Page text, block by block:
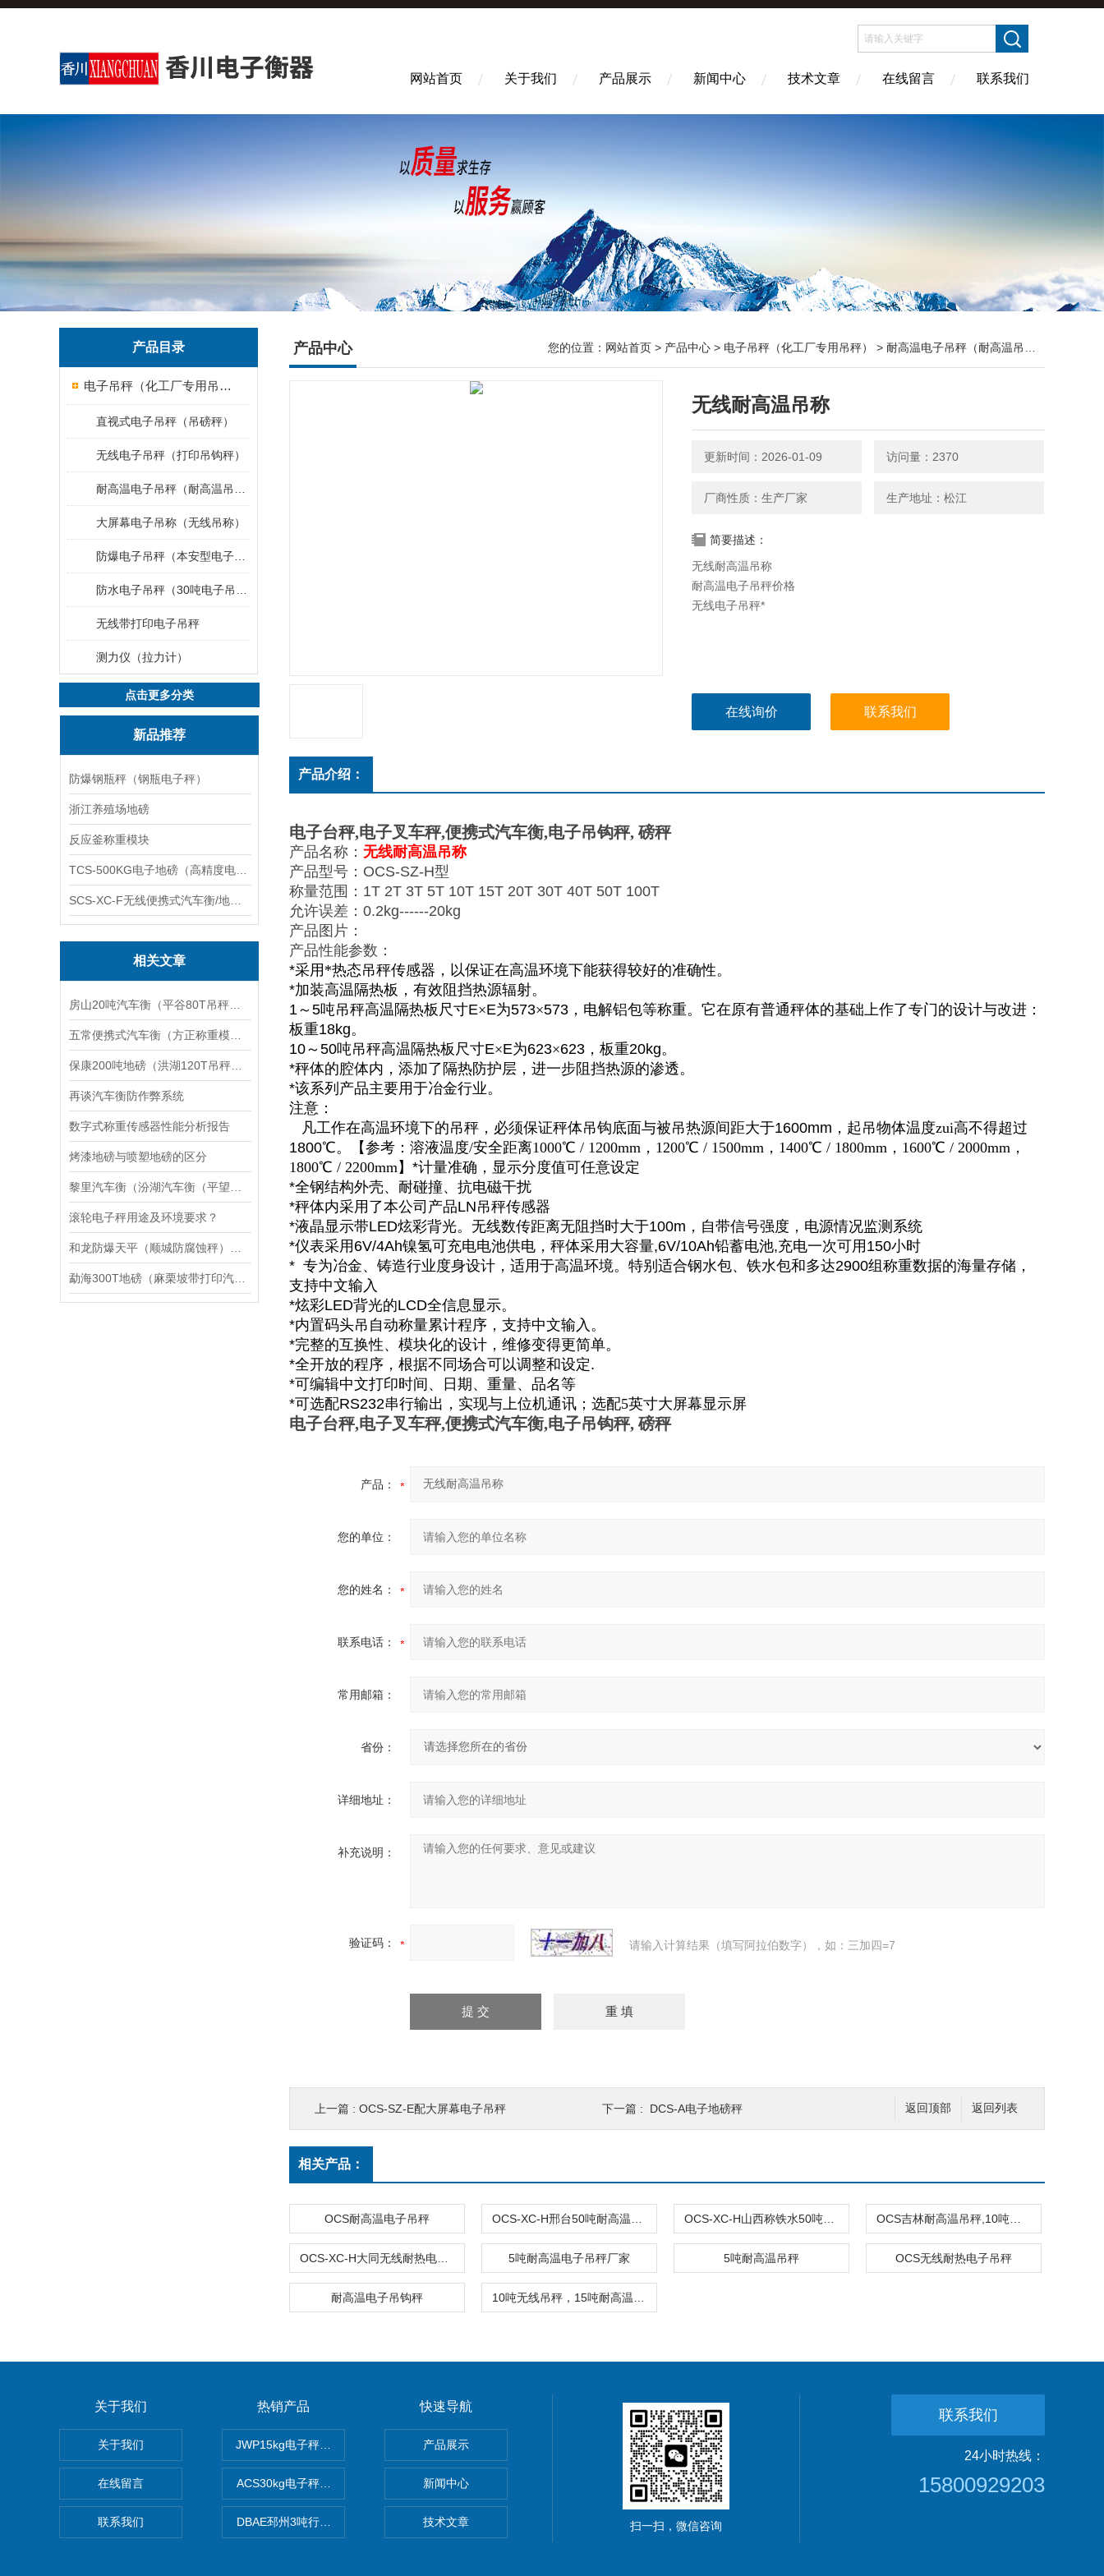
网站首页 关于我们 产品展示 新闻中心 技术文章 在线留言 联系我们
产品目录
电子吊秤（化工厂专用吊秤）
直视式电子吊秤（吊磅秤）
无线电子吊秤（打印吊钩秤）
大屏幕电子吊称（无线吊称）
无线带打印电子吊秤
测力仪（拉力计）
点击更多分类
新品推荐
防爆钢瓶秤（钢瓶电子秤）
浙江养殖场地磅
反应釜称重模块
相关文章
再谈汽车衡防作弊系统
数字式称重传感器性能分析报告
烤漆地磅与喷塑地磅的区分
滚轮电子秤用途及环境要求？
产品中心 您的位置： 网站首页 > 产品中心 > 电子吊秤（化工厂专用吊秤） > 耐高温电子吊秤（耐高温吊秤）
无线耐高温吊称
更新时间：2026-01-09 访问量：2370
厂商性质：生产厂家 生产地址：松江
简要描述：
无线耐高温吊称
耐高温电子吊秤价格
无线电子吊秤*
在线询价 联系我们
产品介绍：
电子台秤,电子叉车秤,便携式汽车衡,电子吊钩秤, 磅秤
产品名称： 无线耐高温吊称
产品型号：OCS-SZ-H型
称量范围：1T 2T 3T 5T 10T 15T 20T 30T 40T 50T 100T
允许误差：0.2kg------20kg
产品 图片：
产品性能参数：
*采用*热态吊秤传感器，以保证在高温环境下能获得较好的准确性。
*加装高温隔热板，有效阻挡热源辐射。
1～ 5吨吊秤高温隔热板尺寸E×E为573×573 ，电解铝包等称重。它在原有普通秤体的基础上作了专门的设计与改进：
板重18kg。
10～ 50吨吊秤高温隔热板尺寸E×E为623×623 ，板重20kg。
*秤体的腔体内，添加了隔热防护层，进一步阻挡热源的渗透。
*该系列产品主要用于冶金行业。
注意：
凡工作在高温环境下的吊秤，必须保证秤体吊钩底面与被吊热源间距大于1600mm ，起吊物体温度zui高不得超过
1800℃。 【参考：溶液温度/安全距离1000℃ / 1200mm，1200℃ / 1500mm，1400℃ / 1800mm，1600℃ / 2000mm，
1800℃ / 2200mm】 *计量准确，显示分度值可任意设定
*全钢结构外壳、耐碰撞、抗电磁干扰
*秤体内采用了本公司产品LN吊秤传感器
*液晶显示带LED炫彩背光。无线数传距离无阻挡时大于100m ，自带信号强度，电源情况监测系统
*仪表采用 6V/4Ah镍氢可充电电池供电，秤体采用大容量,6V/10Ah铅蓄电池,充电一次可用 150小时
* 专为冶金、铸造行业度身设计，适用于高温环境。特别适合钢水包、铁水包和多达2900组称重数据的海量存储，
支持中文输入
*炫彩LED背光的LCD全信息显示。
*内置码头吊自动称量累计程序，支持中文输入。
*完整的互换性、模块化的设计，维修变得更简单。
*全开放的程序，根据不同场合可以调整和设定.
*可编辑中文打印时间、日期、重量、品名等
*可选配RS232串行输出，实现与上位机通讯；选配5英寸大屏幕显示屏
电子台秤,电子叉车秤,便携式汽车衡,电子吊钩秤, 磅秤
产品：
您的单位：
您的姓名：
联系电话：
常用邮箱：
省份：
详细地址：
补充说明：
验证码： 请输入计算结果（填写阿拉伯数字），如：三加四=7
返回列表
返回顶部
上一篇 : OCS-SZ-E配大屏幕电子吊秤 下一篇 : DCS-A电子地磅秤
相关产品：
OCS耐高温电子吊秤
5吨耐高温电子吊秤厂家 5吨耐高温吊秤 OCS无线耐热电子吊秤
耐高温电子吊钩秤
关于我们
关于我们
在线留言
联系我们
热销产品
JWP15kg电子秤价格,15公斤电子秤价钱,15KG电子称报价
ACS30kg电子秤价格,30公斤电子秤价钱,30KG电子称报价
DBAE邳州3吨行车电子吊秤、常州10吨行车电子吊秤、金坛15吨电子吊钩秤厂价优惠
快速导航
产品展示
新闻中心
技术文章 扫一扫，微信咨询
联系我们
24小时热线：
15800929203